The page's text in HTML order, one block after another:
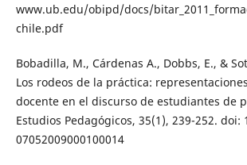
www.ub.edu/obipd/docs/
chile.pdf
Bobadilla, M., Cárdenas A., Dobbs, E., &
Los rodeos de la práctica:
docente en el discurso de estudiantes de
Estudios Pedagógicos, 35(1), 239-252. doi:
07052009000100014